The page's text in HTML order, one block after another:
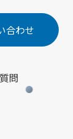
合わせ
問